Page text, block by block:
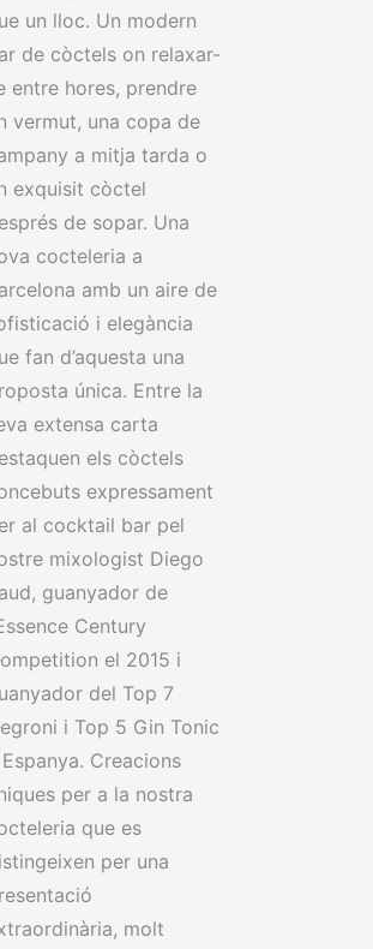
un lloc. Un modern
de còctels on relaxar-
entre hores, prendre
vermut, una copa de
a mitja tarda o
exquisit còctel
de sopar. Una
cocteleria a
amb un aire de
i elegància
fan d’aquesta una
única. Entre la
extensa carta
els còctels
expressament
al cocktail bar pel
mixologist Diego
guanyador de
Century
el 2015 i
del Top 7
i Top 5 Gin Tonic
Creacions
per a la nostra
que es
per una
molt